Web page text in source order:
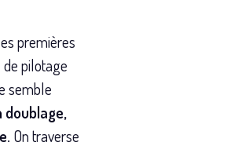
premières
pilotage
semble
doublage,
On traverse